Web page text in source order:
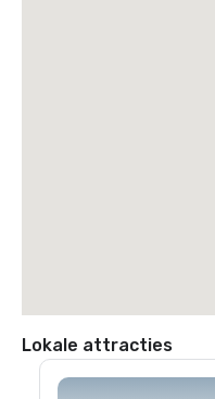
Lokale attracties